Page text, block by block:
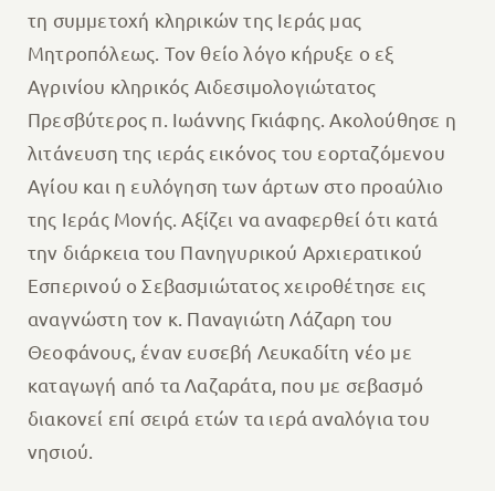
τη συμμετοχή κληρικών της Ιεράς μας
Μητροπόλεως. Τον θείο λόγο κήρυξε ο εξ
Αγρινίου κληρικός Αιδεσιμολογιώτατος
Πρεσβύτερος π. Ιωάννης Γκιάφης. Ακολούθησε η
λιτάνευση της ιεράς εικόνος του εορταζόμενου
Αγίου και η ευλόγηση των άρτων στο προαύλιο
της Ιεράς Μονής. Αξίζει να αναφερθεί ότι κατά
την διάρκεια του Πανηγυρικού Αρχιερατικού
Εσπερινού ο Σεβασμιώτατος χειροθέτησε εις
αναγνώστη τον κ. Παναγιώτη Λάζαρη του
Θεοφάνους, έναν ευσεβή Λευκαδίτη νέο με
καταγωγή από τα Λαζαράτα, που με σεβασμό
διακονεί επί σειρά ετών τα ιερά αναλόγια του
νησιού.